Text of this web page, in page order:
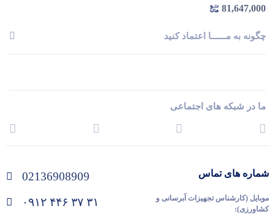
81,647,000
چگونه به مــــــا اعتماد کنید
ما در شبکه های اجتماعی
شماره های تماس
موبایل (کارشناس تجهیزات آبرسانی و
کشاورزی):
02136908909
۰۹۱۲ ۴۴۶ ۳۷ ۳۱